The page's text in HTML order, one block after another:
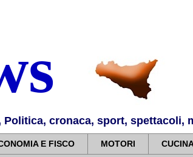
cronaca, sport, spettacoli,
E FISCO MOTORI